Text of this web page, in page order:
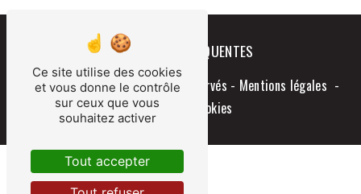
RECHERCHES FRÉQUENTES
Vistalid- 2026 - Tous droits réservés - Mentions légales -
Gestion des cookies
Ce site utilise des cookies
et vous donne le contrôle
sur ceux que vous
souhaitez activer
Tout accepter